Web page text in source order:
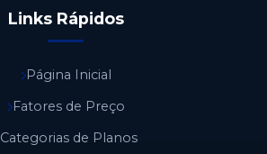
Links Rápidos
Página Inicial
Fatores de Preço
Categorias de Planos